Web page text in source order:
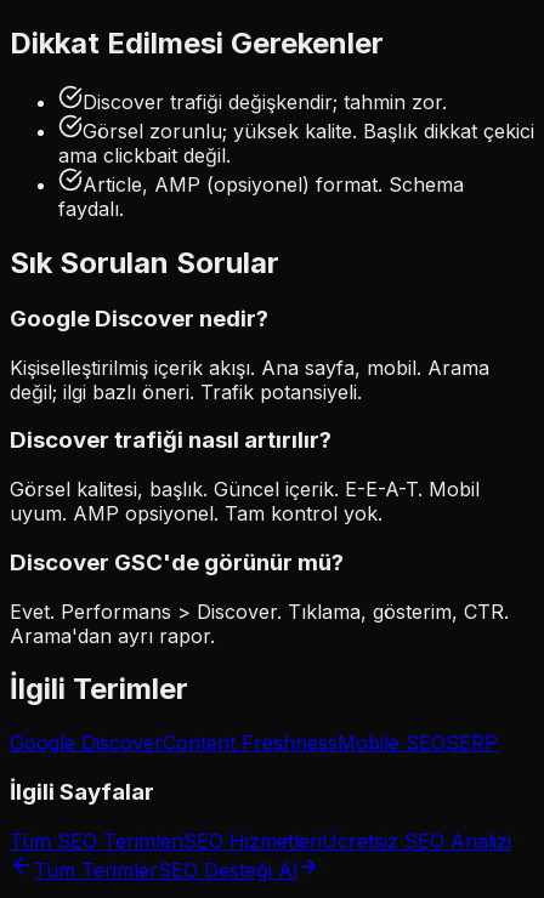
Dikkat Edilmesi Gerekenler
Discover trafiği değişkendir; tahmin zor.
Görsel zorunlu; yüksek kalite. Başlık dikkat çekici
ama clickbait değil.
Article, AMP (opsiyonel) format. Schema
faydalı.
Sık Sorulan Sorular
Google Discover nedir?
Kişiselleştirilmiş içerik akışı. Ana sayfa, mobil. Arama
değil; ilgi bazlı öneri. Trafik potansiyeli.
Discover trafiği nasıl artırılır?
Görsel kalitesi, başlık. Güncel içerik. E-E-A-T. Mobil
uyum. AMP opsiyonel. Tam kontrol yok.
Discover GSC'de görünür mü?
Evet. Performans > Discover. Tıklama, gösterim, CTR.
Arama'dan ayrı rapor.
İlgili Terimler
Google DiscoverContent FreshnessMobile SEOSERP
İlgili Sayfalar
Tüm SEO TerimleriSEO HizmetleriÜcretsiz SEO Analizi
Tüm TerimlerSEO Desteği Al